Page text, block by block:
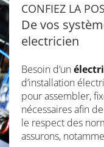
CONFIEZ LA
De vos
electricien
Besoin d’un
d’installation
pour assembler,
nécessaires afin
le respect des
assurons,